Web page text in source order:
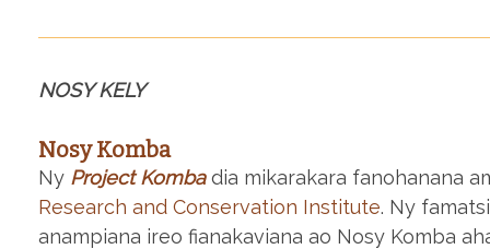
NOSY KELY
Nosy Komba
Ny Project Kombadia mikarakara fanohanana
Research and Conservation Institute. Ny
anampiana ireo fianakaviana ao Nosy Komba